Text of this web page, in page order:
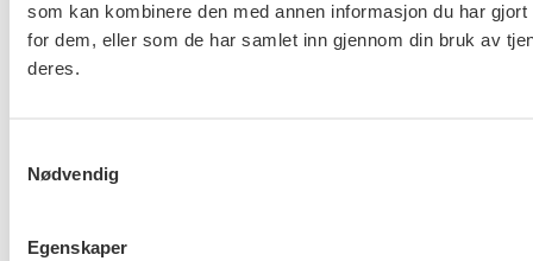
som kan kombinere den med annen informasjon du har gjort
for dem, eller som de har samlet inn gjennom din bruk av
deres.
Nødvendig
Egenskaper
Les mer om hunde- og katteforsikring
sine forhåndsregler, har alle forutsetninger for at